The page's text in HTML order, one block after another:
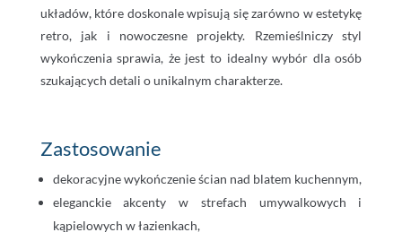
układów, które doskonale wpisują się zarówno w estetykę
retro, jak i nowoczesne projekty. Rzemieślniczy styl
wykończenia sprawia, że jest to idealny wybór dla osób
szukających detali o unikalnym charakterze.
Zastosowanie
dekoracyjne wykończenie ścian nad blatem kuchennym,
eleganckie akcenty w strefach umywalkowych i
kąpielowych w łazienkach,